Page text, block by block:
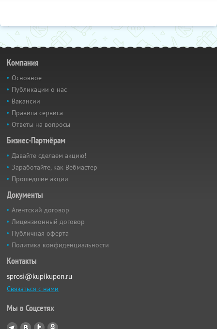
Компания
Основное
Публикации о нас
Вакансии
Правила сервиса
Ответы на вопросы
Бизнес-Партнёрам
Давайте сделаем акцию!
Заработайте, как Вебмастер
Прошедшие акции
Документы
Агентский договор
Лицензионный договор
Публичная оферта
Политика конфиденциальности
Контакты
sprosi@kupikupon.ru
Связаться с нами
Мы в Соцсетях